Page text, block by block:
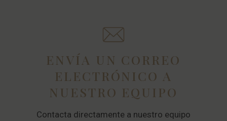
ENVÍA UN CORREO
ELECTRÓNICO A
NUESTRO EQUIPO
Contacta directamente a nuestro equipo